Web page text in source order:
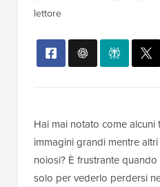
lettore
Hai mai notato come alcuni
immagini grandi mentre
noiosi? È frustrante
solo per vederlo perdersi